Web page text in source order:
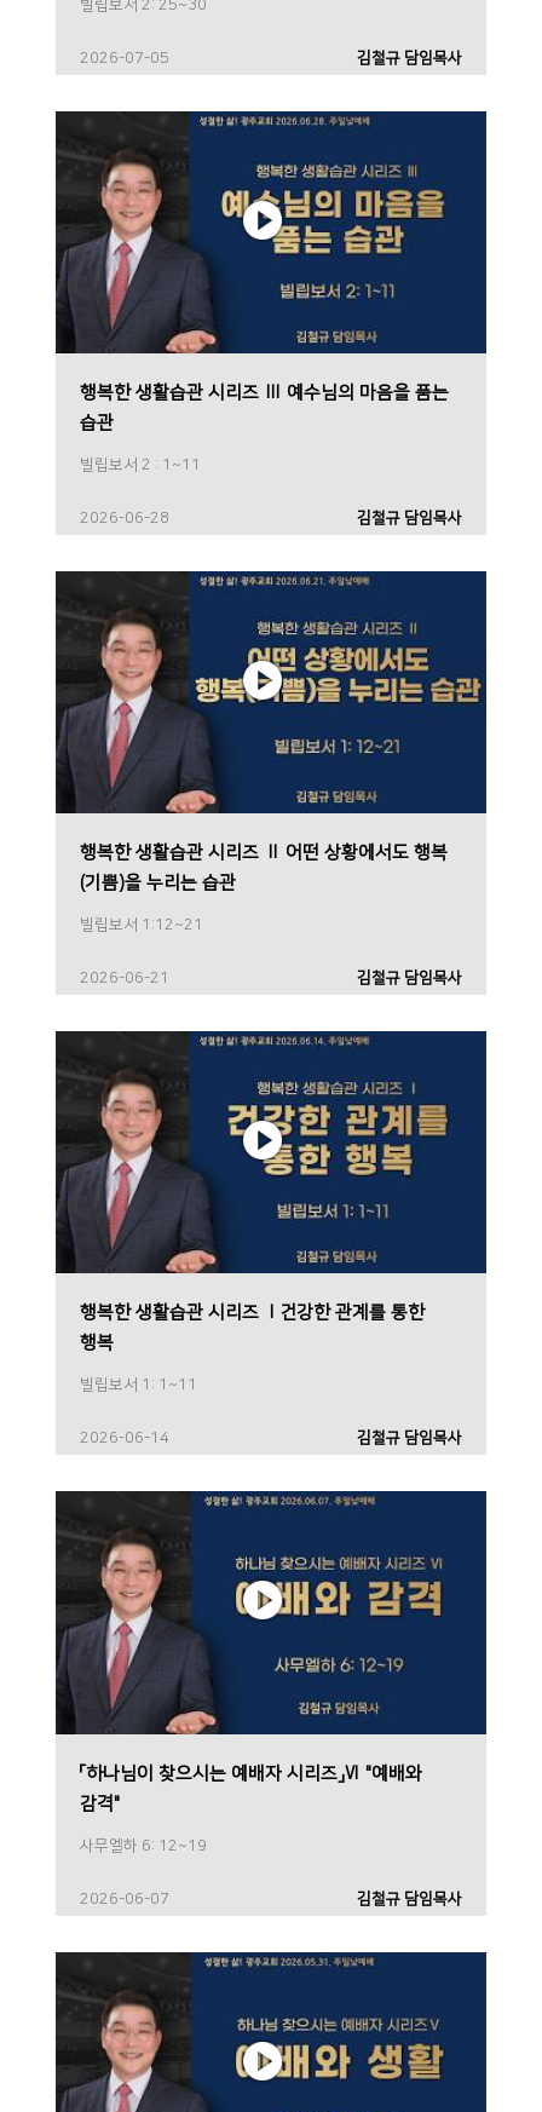
빌립보서 2: 25~30
2026-07-05 김철규 담임목사
행복한 생활습관 시리즈 Ⅲ 예수님의 마음을 품는
습관
빌립보서 2 : 1~11
2026-06-28 김철규 담임목사
행복한 생활습관 시리즈 Ⅱ 어떤 상황에서도 행복
(기쁨)을 누리는 습관
빌립보서 1:12~21
2026-06-21 김철규 담임목사
행복한 생활습관 시리즈 Ⅰ건강한 관계를 통한
행복
빌립보서 1: 1~11
2026-06-14 김철규 담임목사
「하나님이 찾으시는 예배자 시리즈」Ⅵ "예배와
감격"
사무엘하 6: 12~19
2026-06-07 김철규 담임목사